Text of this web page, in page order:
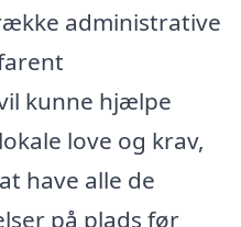
administrative
kunne hjælpe
love og krav,
have alle de
på plads før